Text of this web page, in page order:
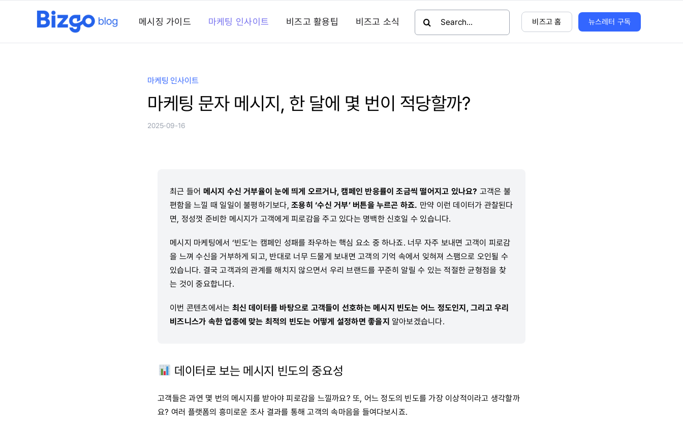
메시징 가이드 마케팅 인사이트 비즈고 활용팁 비즈고 소식 비즈고 홈 뉴스레터 구독
마케팅 인사이트
마케팅 문자 메시지, 한 달에 몇 번이 적당할까?
2025-09-16
최근 들어 메시지 수신 거부율이 눈에 띄게 오르거나, 캠페인 반응률이 조금씩 떨어지고 있나요? 고객은 불
편함을 느낄 때 일일이 불평하기보다,조용히 ‘수신 거부’ 버튼을 누르곤 하죠. 만약 이런 데이터가 관찰된다
면, 정성껏 준비한 메시지가 고객에게 피로감을 주고 있다는 명백한 신호일 수 있습니다.
메시지 마케팅에서 ‘빈도’는 캠페인 성패를 좌우하는 핵심 요소 중 하나죠. 너무 자주 보내면 고객이 피로감
을 느껴 수신을 거부하게 되고, 반대로 너무 드물게 보내면 고객의 기억 속에서 잊혀져 스팸으로 오인될 수
있습니다. 결국 고객과의 관계를 해치지 않으면서 우리 브랜드를 꾸준히 알릴 수 있는 적절한 균형점을 찾
는 것이 중요합니다.
이번 콘텐츠에서는 최신 데이터를 바탕으로 고객들이 선호하는 메시지 빈도는 어느 정도인지, 그리고 우리
비즈니스가 속한 업종에 맞는 최적의 빈도는 어떻게 설정하면 좋을지 알아보겠습니다.
데이터로 보는 메시지 빈도의 중요성
고객들은 과연 몇 번의 메시지를 받아야 피로감을 느낄까요? 또, 어느 정도의 빈도를 가장 이상적이라고 생각할까
요? 여러 플랫폼의 흥미로운 조사 결과를 통해 고객의 속마음을 들여다보시죠.